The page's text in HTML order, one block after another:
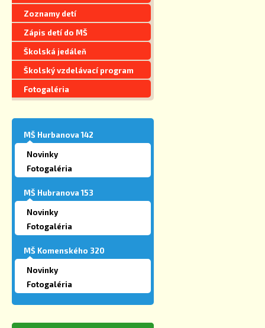
Zoznamy detí
Zápis detí do MŠ
Školská jedáleň
Školský vzdelávací program
Fotogaléria
MŠ Hurbanova 142
Novinky
Fotogaléria
MŠ Hubranova 153
Novinky
Fotogaléria
MŠ Komenského 320
Novinky
Fotogaléria